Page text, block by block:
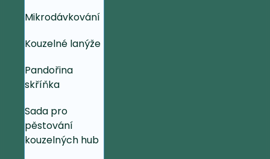
Mikrodávkování
Kouzelné lanýže
Pandořina
skříňka
Sada pro
pěstování
kouzelných hub